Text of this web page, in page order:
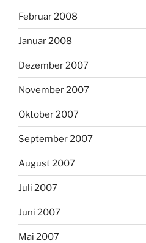
Februar 2008
Januar 2008
Dezember 2007
November 2007
Oktober 2007
September 2007
August 2007
Juli 2007
Juni 2007
Mai 2007